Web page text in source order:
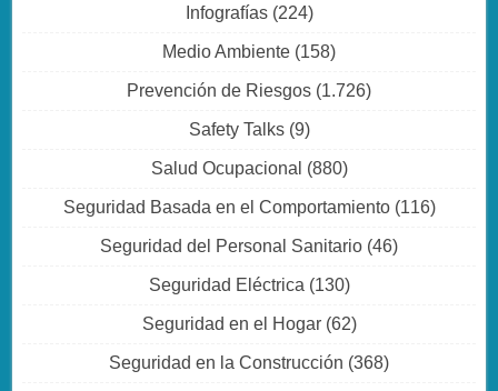
Infografías(224)
Medio Ambiente (158)
Prevención de Riesgos (1.726)
Safety Talks(9)
Salud Ocupacional (880)
Seguridad Basada en el Comportamiento(116)
Seguridad del Personal Sanitario (46)
Seguridad Eléctrica (130)
Seguridad en el Hogar(62)
Seguridad en la Construcción (368)